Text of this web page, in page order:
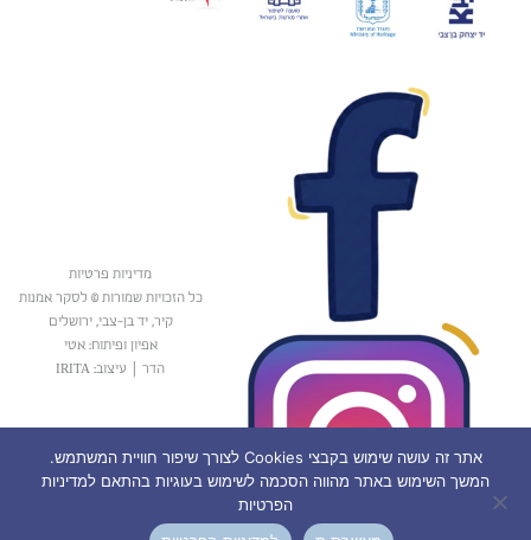
מדיניות פרטיות
כל הזכויות שמורות © לסקר אמנות
קיר, יד בן-צבי, ירושלים
אפיון ופיתוח: אטי
הדר
עיצוב: IRITA
אתר זה עושה שימוש בקבצי Cookies לצורך שיפור חוויית המשתמש.
המשך השימוש באתר מהווה הסכמה לשימוש בעוגיות בהתאם למדיניות
הפרטיות